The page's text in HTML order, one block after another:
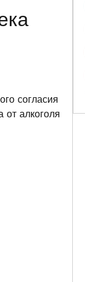
согласия
от алкоголя